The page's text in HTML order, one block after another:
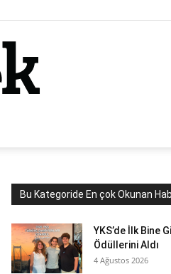
Bu Kategoride En çok Okunan
YKS’de İlk Bine
Ödüllerini Aldı
4 Ağustos 2026